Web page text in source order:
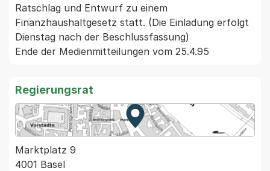
Ratschlag und Entwurf zu einem
Finanzhaushaltgesetz statt. (Die Einladung erfolgt
Dienstag nach der Beschlussfassung)
Regierungsrat
Zur Karte von MapBS.
Externer Link, wird in einem
Marktplatz 9
4001 Basel